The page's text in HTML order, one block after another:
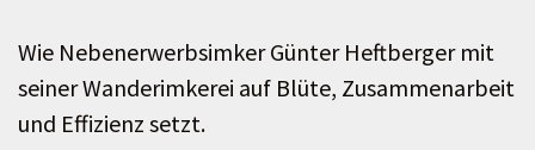
Wie Nebenerwerbsimker Günter Heftberger mit
seiner Wanderimkerei auf Blüte, Zusammenarbeit
und Effizienz setzt.